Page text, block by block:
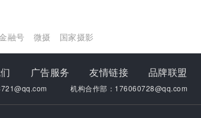
融号 微摄 国家摄影
广告服务 友情链接 品牌联盟
机构合作部：176060728@qq.com